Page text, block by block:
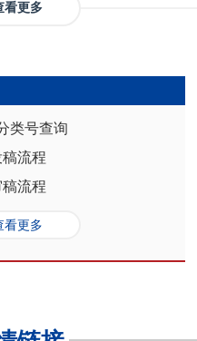
看更多
类号查询
流程
流程
看更多